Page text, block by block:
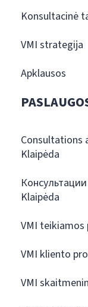
Konsultacinė
VMI strategija
Apklausos
Consultations
Klaipėda
Klaipėda
VMI teikiamos
VMI kliento
VMI